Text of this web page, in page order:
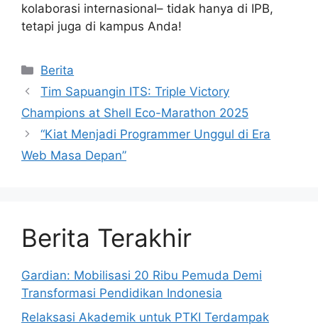
kolaborasi internasional– tidak hanya di IPB,
tetapi juga di kampus Anda!
Kategori
Berita
Tim Sapuangin ITS: Triple Victory
Champions at Shell Eco-Marathon 2025
“Kiat Menjadi Programmer Unggul di Era
Web Masa Depan”
Berita Terakhir
Gardian: Mobilisasi 20 Ribu Pemuda Demi
Transformasi Pendidikan Indonesia
Relaksasi Akademik untuk PTKI Terdampak